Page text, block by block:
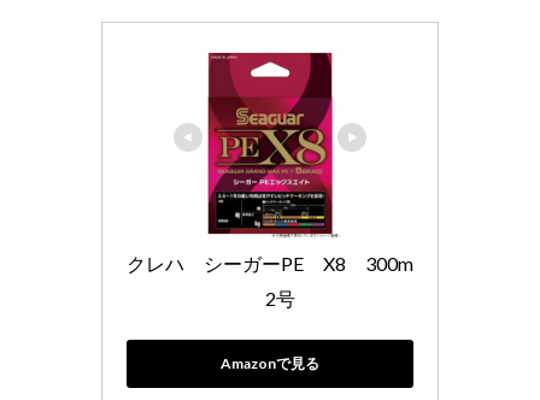
クレハ　シーガーPE　X8　300m
2号
Amazonで見る